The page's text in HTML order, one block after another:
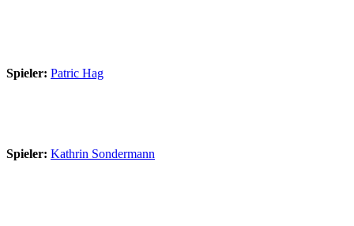
Spieler: Patric Hag
Spieler: Kathrin Sondermann